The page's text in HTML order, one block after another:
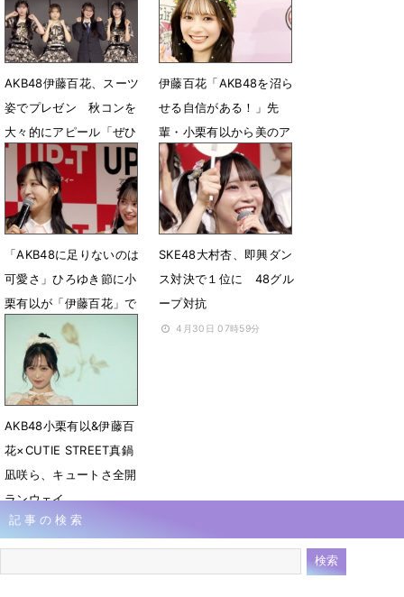
6月17日 19時00分
ら生中継
6月15日 12時00分
AKB48伊藤百花、スーツ
姿でプレゼン 秋コンを
大々的にアピール「ぜひ
注目して頂けたら！」
6月6日 08時10分
伊藤百花「AKB48を沼ら
せる自信がある！」先
輩・小栗有以から美のア
ドバイスも
5月6日 05時52分
「AKB48に足りないのは
可愛さ」ひろゆき節に小
栗有以が「伊藤百花」で
対抗「います！」
4月30日 08時12分
SKE48大村杏、即興ダン
ス対決で１位に 48グル
ープ対抗
4月30日 07時59分
AKB48小栗有以&伊藤百
花×CUTIE STREET真鍋
凪咲ら、キュートさ全開
ランウェイ
4月20日 07時38分
記事の検索